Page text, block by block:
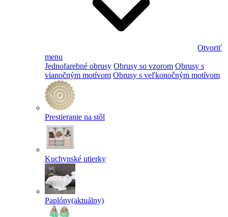
Otvoriť
menu
Jednofarebné obrusy Obrusy so vzorom Obrusy s
vianočným motívom Obrusy s veľkonočným motívom
Prestieranie na stôl
Kuchynské utierky
Paplóny(aktuálny)